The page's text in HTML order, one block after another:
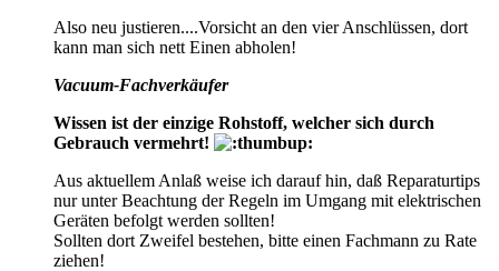
Also neu justieren....Vorsicht an den vier Anschlüssen, dort
kann man sich nett Einen abholen!
Vacuum-Fachverkäufer
Wissen ist der einzige Rohstoff, welcher sich durch
Gebrauch vermehrt!
Aus aktuellem Anlaß weise ich darauf hin, daß Reparaturtips
nur unter Beachtung der Regeln im Umgang mit elektrischen
Geräten befolgt werden sollten!
Sollten dort Zweifel bestehen, bitte einen Fachmann zu Rate
ziehen!